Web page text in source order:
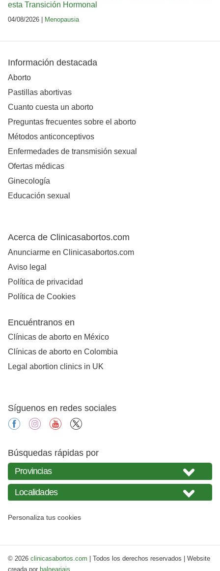
esta Transición Hormonal
04/08/2026 | Menopausia
Información destacada
Aborto
Pastillas abortivas
Cuanto cuesta un aborto
Preguntas frecuentes sobre el aborto
Métodos anticonceptivos
Enfermedades de transmisión sexual
Ofertas médicas
Ginecología
Educación sexual
Acerca de Clinicasabortos.com
Anunciarme en Clinicasabortos.com
Aviso legal
Política de privacidad
Política de Cookies
Encuéntranos en
Clínicas de aborto en México
Clínicas de aborto en Colombia
Legal abortion clinics in UK
Síguenos en redes sociales
facebookinstagramyoutube
Búsquedas rápidas por
Personaliza tus cookies
© 2026 clinicasabortos.com | Todos los derechos reservados | Website
creada por balneariais